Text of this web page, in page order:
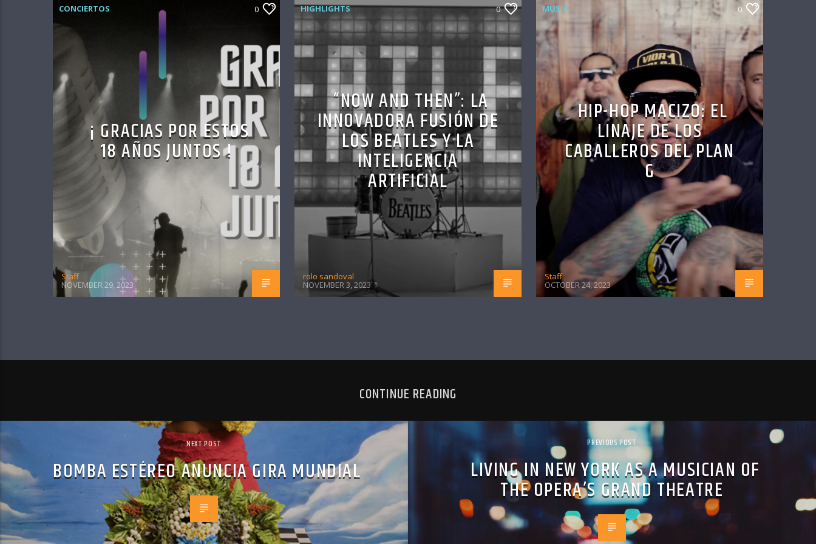
CONCIERTOS 0
¡ GRACIAS POR ESTOS
18 AÑOS JUNTOS !
Staff
NOVEMBER 29, 2023
HIGHLIGHTS 0
“NOW AND THEN”: LA
INNOVADORA FUSIÓN DE
LOS BEATLES Y LA
INTELIGENCIA
ARTIFICIAL
rolo sandoval
NOVEMBER 3, 2023
MUSIC 0
HIP-HOP MACIZO: EL
LINAJE DE LOS
CABALLEROS DEL PLAN
G
Staff
OCTOBER 24, 2023
CONTINUE READING
NEXT POST
BOMBA ESTÉREO ANUNCIA GIRA MUNDIAL
PREVIOUS POST
LIVING IN NEW YORK AS A MUSICIAN OF
THE OPERA’S GRAND THEATRE